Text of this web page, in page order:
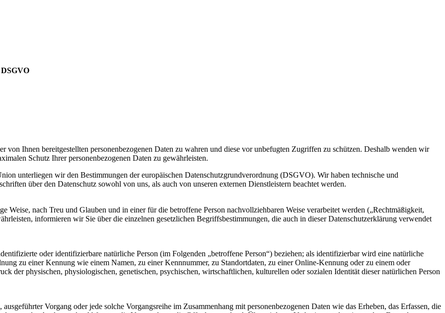
von Ihnen bereitgestellten personenbezogenen Daten zu wahren und diese vor unbefugten Zugriffen zu schützen. Deshalb wenden wir
Schutz Ihrer personenbezogenen Daten zu gewährleisten.
unterliegen wir den Bestimmungen der europäischen Datenschutzgrundverordnung (DSGVO). Wir haben technische und
über den Datenschutz sowohl von uns, als auch von unseren externen Dienstleistern beachtet werden.
Weise, nach Treu und Glauben und in einer für die betroffene Person nachvollziehbaren Weise verarbeitet werden („Rechtmäßigkeit,
informieren wir Sie über die einzelnen gesetzlichen Begriffsbestimmungen, die auch in dieser Datenschutzerklärung verwendet
oder identifizierbare natürliche Person (im Folgenden „betroffene Person“) beziehen; als identifizierbar wird eine natürliche
zu einer Kennung wie einem Namen, zu einer Kennnummer, zu Standortdaten, zu einer Online-Kennung oder zu einem oder
der physischen, physiologischen, genetischen, psychischen, wirtschaftlichen, kulturellen oder sozialen Identität dieser natürlichen Person
Vorgang oder jede solche Vorgangsreihe im Zusammenhang mit personenbezogenen Daten wie das Erheben, das Erfassen, die